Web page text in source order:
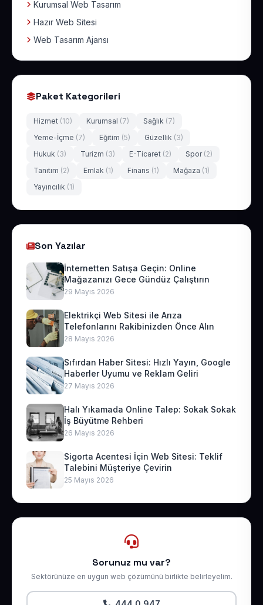
Kurumsal Web Tasarım
Hazır Web Sitesi
Web Tasarım Ajansı
Paket Kategorileri
Hizmet (10) Kurumsal (7) Sağlık (7)
Yeme-İçme (7) Eğitim (5) Güzellik (3)
Hukuk (3) Turizm (3) E-Ticaret (2) Spor (2)
Tanıtım (2) Emlak (1) Finans (1) Mağaza (1)
Yayıncılık (1)
Son Yazılar
İnternetten Satışa Geçin: Online
Mağazanızı Gece Gündüz Çalıştırın
29 Mayıs 2026
Elektrikçi Web Sitesi ile Arıza
Telefonlarını Rakibinizden Önce Alın
28 Mayıs 2026
Sıfırdan Haber Sitesi: Hızlı Yayın, Google
Haberler Uyumu ve Reklam Geliri
27 Mayıs 2026
Halı Yıkamada Online Talep: Sokak Sokak
İş Büyütme Rehberi
26 Mayıs 2026
Sigorta Acentesi İçin Web Sitesi: Teklif
Talebini Müşteriye Çevirin
25 Mayıs 2026
Sorunuz mu var?
Sektörünüze en uygun web çözümünü birlikte belirleyelim.